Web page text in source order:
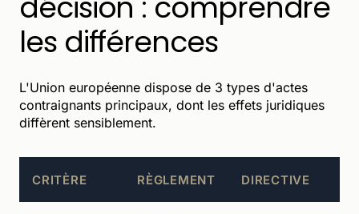
les différences
L'Union européenne dispose de 3 types d'actes
contraignants principaux, dont les effets juridiques
diffèrent sensiblement.
CRITÈRE RÈGLEMENT DIRECTIVE